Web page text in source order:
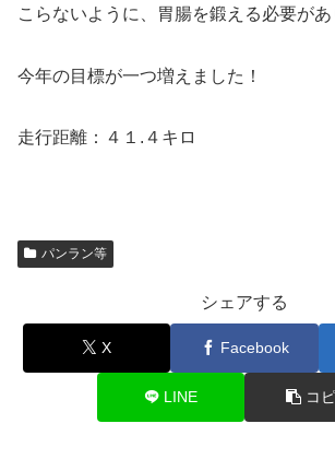
こらないように、胃腸を鍛える必要が
今年の目標が一つ増えました！
走行距離：４１.４キロ
パンラン等
シェアする
X Facebook
LINE コ